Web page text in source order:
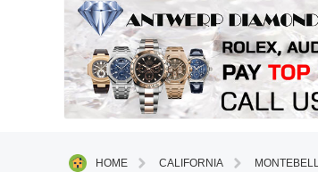
HOME CALIFORNIA